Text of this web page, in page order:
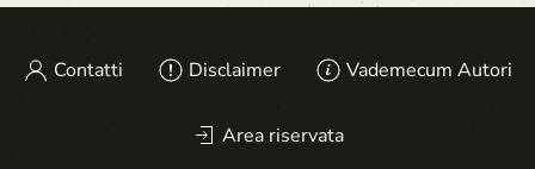
Contatti Disclaimer Vademecum Autori
Area riservata